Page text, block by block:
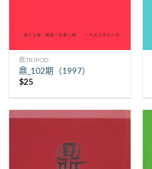
鼎TRIPOD
鼎_102期（1997）
$25